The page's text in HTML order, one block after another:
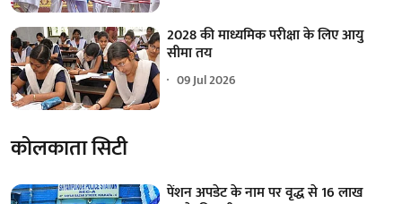
2028 की माध्यमिक परीक्षा के लिए आयु
सीमा तय
09 Jul 2026
कोलकाता सिटी
पेंशन अपडेट के नाम पर वृद्ध से 16 लाख